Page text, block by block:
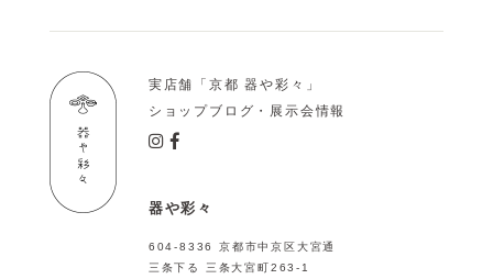
実店舗「京都 器や彩々」
ショップブログ・展示会情報
器や彩々
604-8336 京都市中京区大宮通
三条下る 三条大宮町263-1